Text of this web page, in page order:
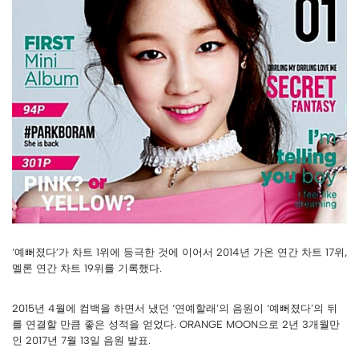
‘예뻐졌다’가 차트 1위에 등극한 것에 이어서 2014년 가온 연간 차트 17위,
멜론 연간 차트 19위를 기록했다.
2015년 4월에 컴백을 하면서 냈던 ‘연예할래’의 음원이 ‘예뻐졌다’의 뒤
를 연결할 만큼 좋은 성적을 얻었다. ORANGE MOON으로 2년 3개월만
인 2017년 7월 13일 음원 발표.